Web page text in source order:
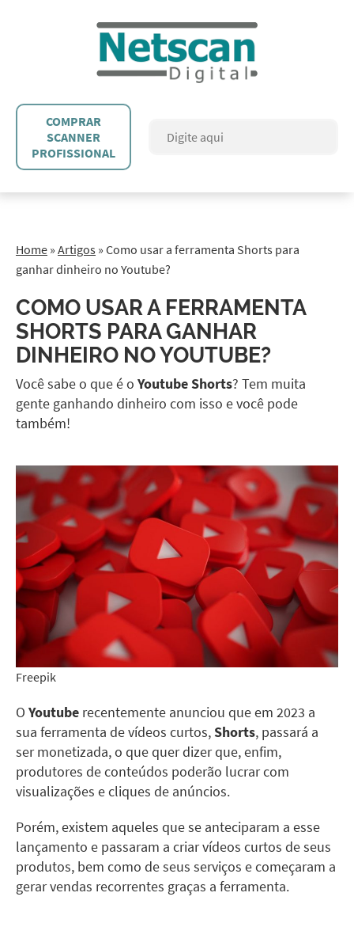
COMPRAR
SCANNER
PROFISSIONAL
Home » Artigos » Como usar a ferramenta Shorts para
ganhar dinheiro no Youtube?
COMO USAR A FERRAMENTA
SHORTS PARA GANHAR
DINHEIRO NO YOUTUBE?
Você sabe o que é o Youtube Shorts? Tem muita
gente ganhando dinheiro com isso e você pode
também!
Freepik
O Youtube recentemente anunciou que em 2023 a
sua ferramenta de vídeos curtos,Shorts, passará a
ser monetizada, o que quer dizer que, enfim,
produtores de conteúdos poderão lucrar com
visualizações e cliques de anúncios.
Porém, existem aqueles que se anteciparam a esse
lançamento e passaram a criar vídeos curtos de seus
produtos, bem como de seus serviços e começaram a
gerar vendas recorrentes graças a ferramenta.